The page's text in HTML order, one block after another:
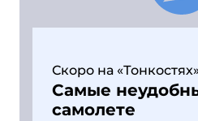
Скоро на
Самые
самолете